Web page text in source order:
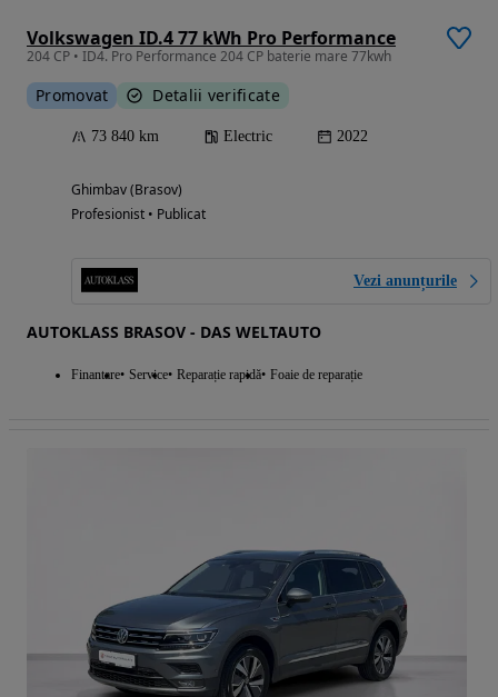
Volkswagen ID.4 77 kWh Pro Performance
204 CP • ID4. Pro Performance 204 CP baterie mare 77kwh
Promovat Detalii verificate
73 840 km Electric 2022
Ghimbav (Brasov)
Profesionist • Publicat
Vezi anunțurile
AUTOKLASS BRASOV - DAS WELTAUTO
Finantare Service Reparație rapidă Foaie de reparație